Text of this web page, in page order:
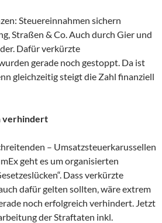
Steuereinnahmen sichern
Straßen & Co. Auch durch Gier und
Dafür verkürzte
gerade noch gestoppt. Da ist
gleichzeitig steigt die Zahl finanziell
verhindert
– Umsatzsteuerkarussellen
geht es um organisierten
Dass verkürzte
dafür gelten sollten, wäre extrem
noch erfolgreich verhindert. Jetzt
der Straftaten inkl.